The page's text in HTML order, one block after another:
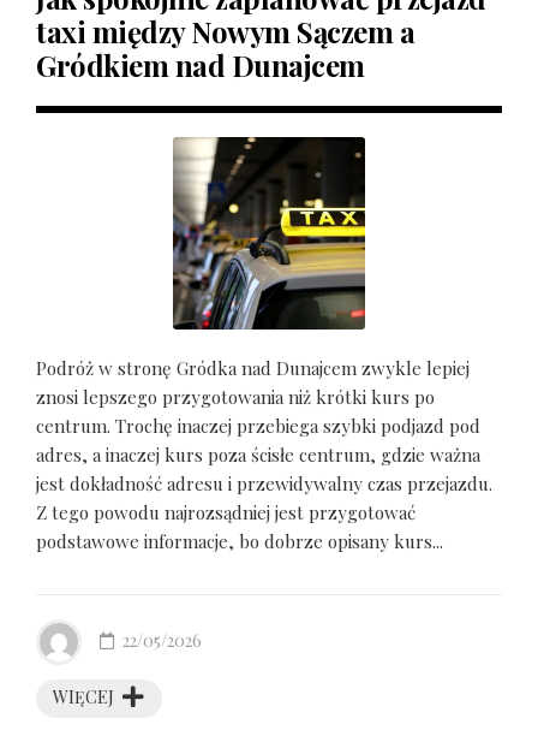
taxi między Nowym Sączem a
Gródkiem nad Dunajcem
Podróż w stronę Gródka nad Dunajcem zwykle lepiej
znosi lepszego przygotowania niż krótki kurs po
centrum. Trochę inaczej przebiega szybki podjazd pod
adres, a inaczej kurs poza ścisłe centrum, gdzie ważna
jest dokładność adresu i przewidywalny czas przejazdu.
Z tego powodu najrozsądniej jest przygotować
podstawowe informacje, bo dobrze opisany kurs...
WIĘCEJ
22/05/2026